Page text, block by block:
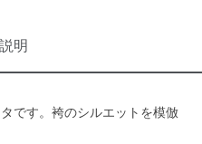
明
です。袴のシルエットを模倣